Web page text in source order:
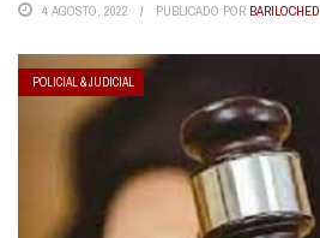
4 AGOSTO, 2022 PUBLICADO POR BARILOCHED
POLICIAL & JUDICIAL